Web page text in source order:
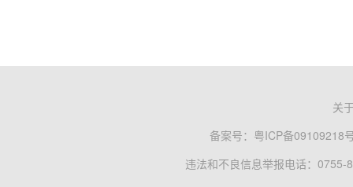
关
备案号： 粤ICP备09109218
违法和不良信息举报电话：0755-